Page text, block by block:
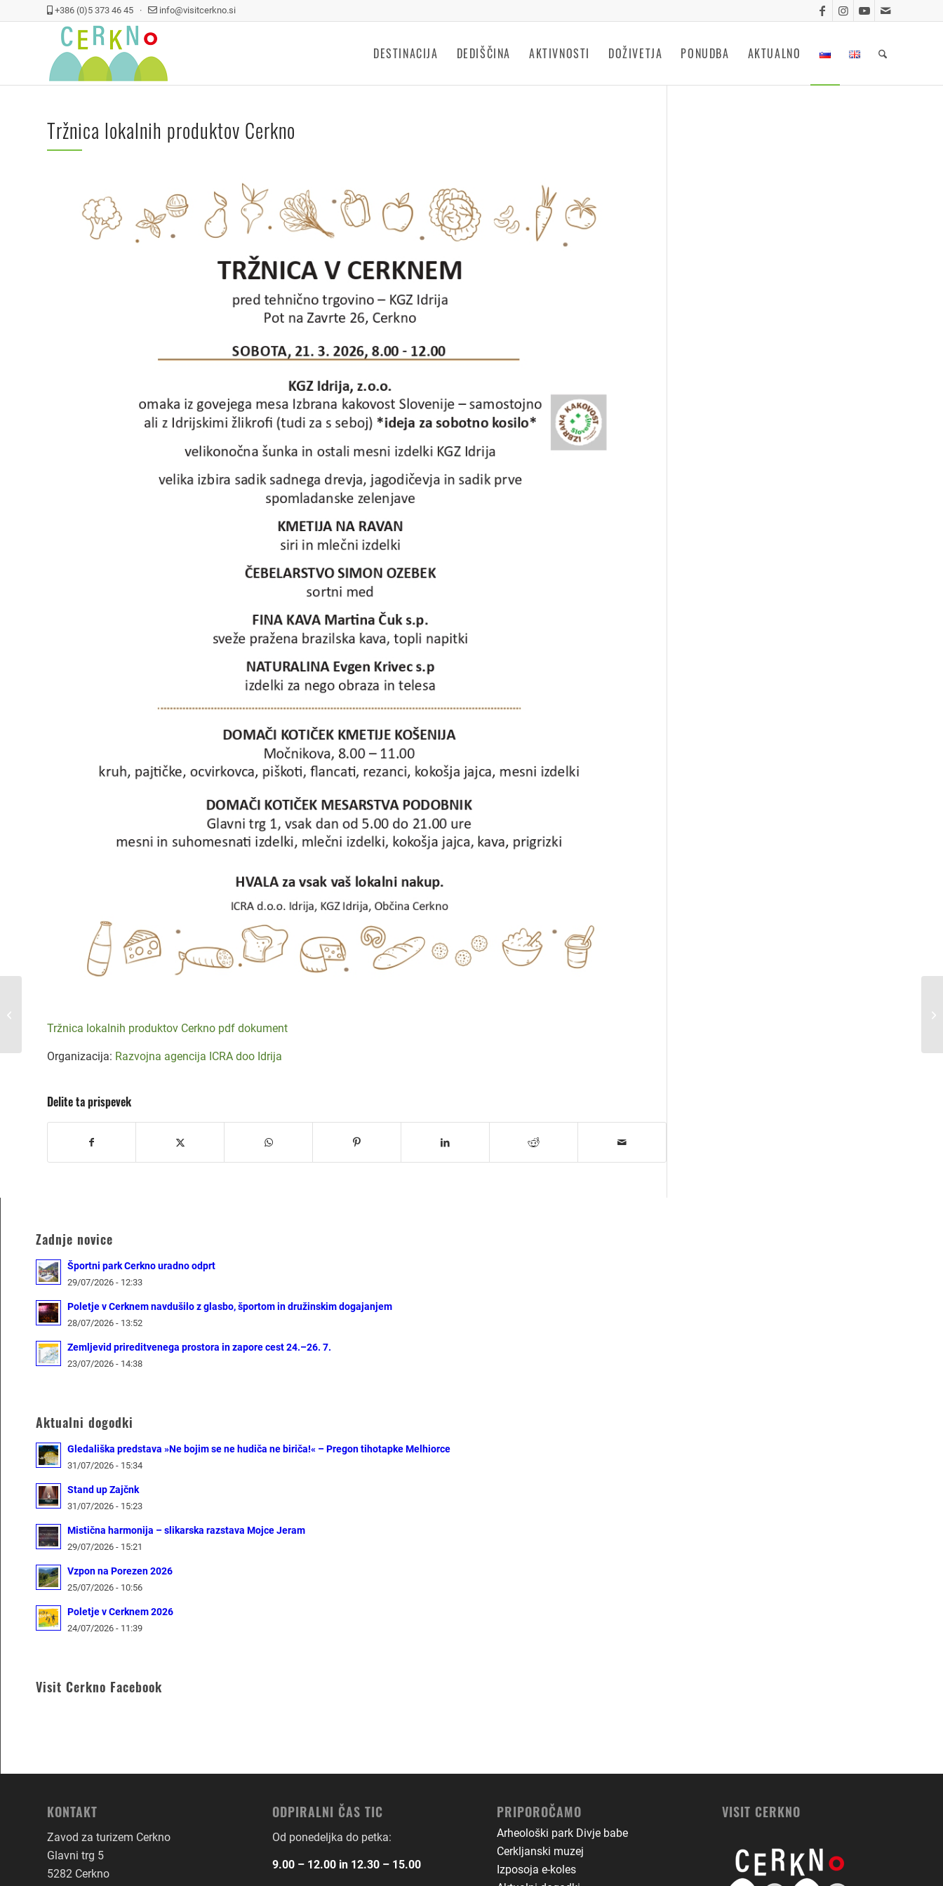
+386 (0)5 373 46 45 · info@visitcerkno.si
DESTINACIJA DEDIŠČINA AKTIVNOSTI DOŽIVETJA PONUDBA AKTUALNO
Tržnica lokalnih produktov Cerkno
Tržnica lokalnih produktov Cerkno pdf dokument
Organizacija: Razvojna agencija ICRA doo Idrija
Delite ta prispevek
Zadnje novice
Športni park Cerkno uradno odprt
29/07/2026 - 12:33
Poletje v Cerknem navdušilo z glasbo, športom in družinskim dogajanjem
28/07/2026 - 13:52
Zemljevid prireditvenega prostora in zapore cest 24.–26. 7.
23/07/2026 - 14:38
Aktualni dogodki
Gledališka predstava »Ne bojim se ne hudiča ne biriča!« – Pregon tihotapke Melhiorce
31/07/2026 - 15:34
Stand up Zajčnk
31/07/2026 - 15:23
Mistična harmonija – slikarska razstava Mojce Jeram
29/07/2026 - 15:21
Vzpon na Porezen 2026
25/07/2026 - 10:56
Poletje v Cerknem 2026
24/07/2026 - 11:39
Visit Cerkno Facebook
KONTAKT
Zavod za turizem Cerkno
Glavni trg 5
5282 Cerkno
ODPIRALNI ČAS TIC
Od ponedeljka do petka:
9.00 – 12.00 in 12.30 – 15.00
PRIPOROČAMO
Arheološki park Divje babe
Cerkljanski muzej
Izposoja e-koles
VISIT CERKNO
Poljanec